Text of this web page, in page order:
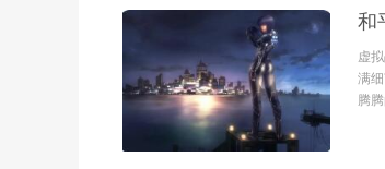
和
虚
满
腾